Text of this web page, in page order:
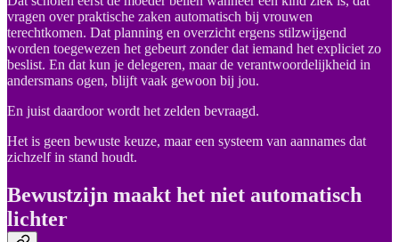
vragen over praktische zaken automatisch bij vrouwen
terechtkomen. Dat planning en overzicht ergens stilzwijgend
worden toegewezen het gebeurt zonder dat iemand het expliciet zo
beslist. En dat kun je delegeren, maar de verantwoordelijkheid in
andersmans ogen, blijft vaak gewoon bij jou.
En juist daardoor wordt het zelden bevraagd.
Het is geen bewuste keuze, maar een systeem van aannames dat
zichzelf in stand houdt.
Bewustzijn maakt het niet automatisch
lichter